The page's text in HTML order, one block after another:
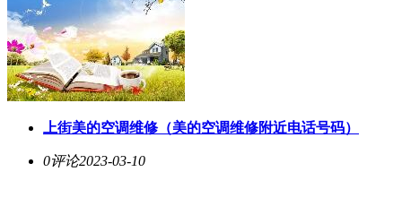
上街美的空调维修（美的空调维修附近电话号码）
0评论2023-03-10